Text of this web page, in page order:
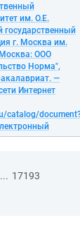
им. О.Е.
государственный
г. Москва им.
ООО
Норма",
—
Интернет
catalog/
... 17193